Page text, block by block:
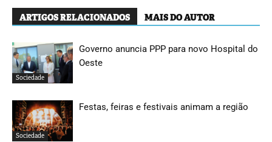
ARTIGOS RELACIONADOS MAIS DO AUTOR
Sociedade
Governo anuncia PPP para novo Hospital do
Oeste
Sociedade
Festas, feiras e festivais animam a região